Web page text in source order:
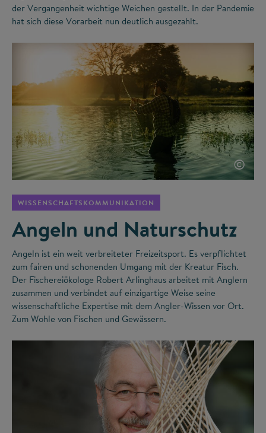
der Vergangenheit wichtige Weichen gestellt. In der Pandemie
hat sich diese Vorarbeit nun deutlich ausgezahlt.
©
WISSENSCHAFTSKOMMUNIKATION
Angeln und Naturschutz
Angeln ist ein weit verbreiteter Freizeitsport. Es verpflichtet
zum fairen und schonenden Umgang mit der Kreatur Fisch.
Der Fischereiökologe Robert Arlinghaus arbeitet mit Anglern
zusammen und verbindet auf einzigartige Weise seine
wissenschaftliche Expertise mit dem Angler-Wissen vor Ort.
Zum Wohle von Fischen und Gewässern.